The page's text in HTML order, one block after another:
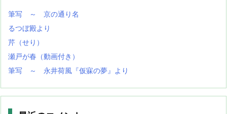
筆写 ～ 京の通り名
るつぼ殿より
芹（せり）
瀬戸が春（動画付き）
筆写 ～ 永井荷風『仮寐の夢』より